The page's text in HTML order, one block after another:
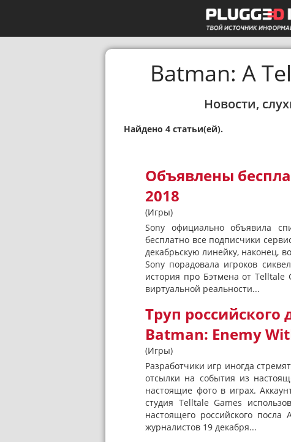
Batman: A
Новости,
Найдено 4 статьи(ей).
Объявлены
2018
(Игры)
Sony официально объявила
бесплатно все подписчики
декабрьскую линейку, наконец,
Sony порадовала игроков
история про Бэтмена от Telltale
виртуальной реальности...
Труп
Batman: Enemy
(Игры)
Разработчики игр иногда
отсылки на события из
настоящие фото в играх.
студия Telltale Games
настоящего российского
журналистов 19 декабря...